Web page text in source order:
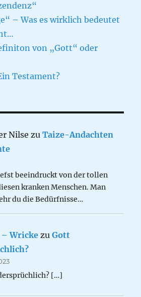
– Was es wirklich bedeutet
von „Gott“ oder
Testament?
Nilse zuTaize-Andachten
beeindruckt von der tollen
kranken Menschen. Man
du die Bedürfnisse…
– WrickezuGott
[…]